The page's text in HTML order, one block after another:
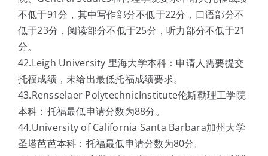
不低于91分，其中写作部分不低于22分，口语部分不
低于23分，阅读部分不低于25分，听力部分不低于21
分。
42.Leigh University 里海大学本科：申请人需要提交
托福成绩，未给出最低托福成绩要求。
43.Rensselaer PolytechnicInstitute伦斯勒理工学院
本科：托福最低申请分数为88分。
44.University of California Santa Barbara加州大学
圣塔芭芭本科：托福最低申请分数为80分。